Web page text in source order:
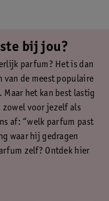
bij jou?
parfum? Het is dan
van de meest populaire
het kan best lastig
voor jezelf als
af: “welk parfum past
waar hij gedragen
zelf? Ontdek hier